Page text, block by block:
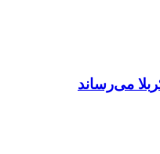
می‌رساند